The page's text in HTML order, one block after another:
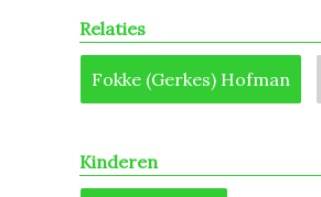
Relaties
Fokke (Gerkes) Hofman
Kinderen